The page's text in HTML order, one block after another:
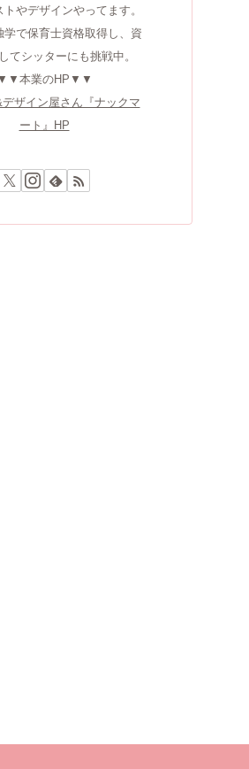
やデザインやってます。
学で保育士資格取得し、資
てシッターにも挑戦中。
本業のHP▼▼
ザイン屋さん『ナックマ
ート』HP